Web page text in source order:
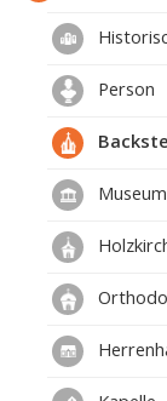
Person
Museum